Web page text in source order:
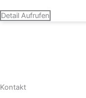
Detail Aufrufen
Kontakt